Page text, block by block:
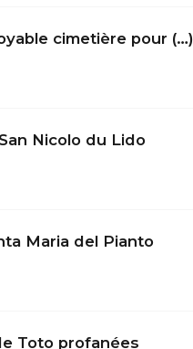
cimetière pour (…)
Nicolo du Lido
Maria del Pianto
Toto profanées